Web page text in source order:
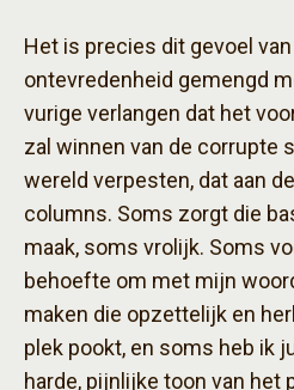
Het is precies dit gevoel
ontevredenheid gemengd
vurige verlangen dat het
zal winnen van de corrupte
wereld verpesten, dat aan
columns. Soms zorgt die
maak, soms vrolijk. Soms
behoefte om met mijn
maken die opzettelijk en
plek pookt, en soms heb ik
harde, pijnlijke toon van het